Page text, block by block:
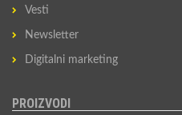
Vesti
Newsletter
Digitalni marketing
PROIZVODI